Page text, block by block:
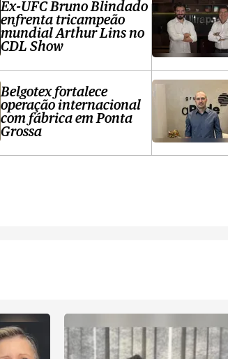
Ex-UFC Bruno Blindado
enfrenta tricampeão
mundial Arthur Lins no
CDL Show
Belgotex fortalece
operação internacional
com fábrica em Ponta
Grossa